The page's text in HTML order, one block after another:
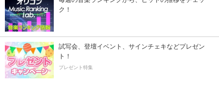
ク！
試写会、登壇イベント、サインチェキなどプレゼン
ト！
プレゼント特集